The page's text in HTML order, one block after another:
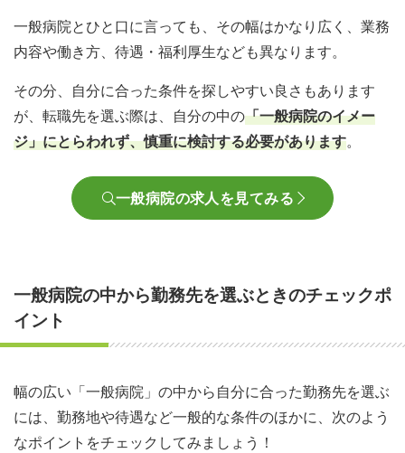
一般病院とひと口に言っても、その幅はかなり広く、業務
内容や働き方、待遇・福利厚生なども異なります。
その分、自分に合った条件を探しやすい良さもあります
が、転職先を選ぶ際は、自分の中の「一般病院のイメー
ジ」にとらわれず、慎重に検討する必要があります。
一般病院の求人を見てみる
一般病院の中から勤務先を選ぶときのチェックポ
イント
幅の広い「一般病院」の中から自分に合った勤務先を選ぶ
には、勤務地や待遇など一般的な条件のほかに、次のよう
なポイントをチェックしてみましょう！